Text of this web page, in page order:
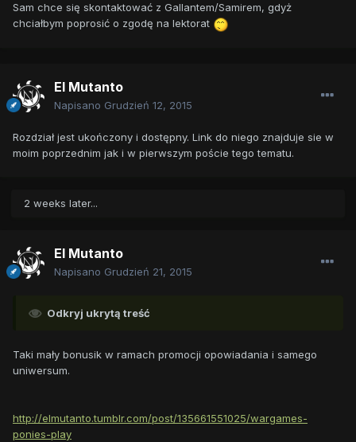
Sam chce się skontaktować z Gallantem/Samirem, gdyż
chciałbym poprosić o zgodę na lektorat
El Mutanto
Napisano Grudzień 12, 2015
Rozdział jest ukończony i dostępny. Link do niego znajduje sie w
moim poprzednim jak i w pierwszym poście tego tematu.
2 weeks later...
El Mutanto
Napisano Grudzień 21, 2015
Odkryj ukrytą treść
Taki mały bonusik w ramach promocji opowiadania i samego
uniwersum.
http://elmutanto.tumblr.com/post/135661551025/wargames-
ponies-play